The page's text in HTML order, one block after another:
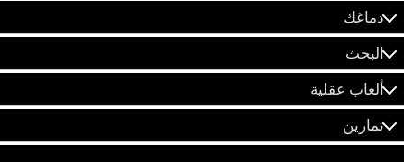
دماغك
البحث
ألعاب عقلية
تمارين